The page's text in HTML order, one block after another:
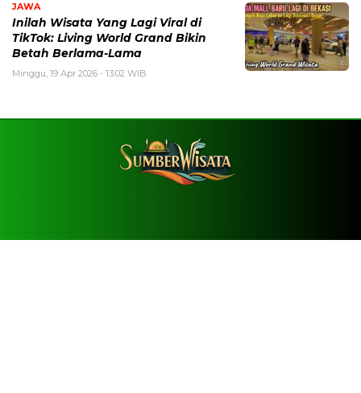
JAWA
Inilah Wisata Yang Lagi Viral di
TikTok: Living World Grand Bikin
Betah Berlama-Lama
Minggu, 19 Apr 2026 - 13:02 WIB